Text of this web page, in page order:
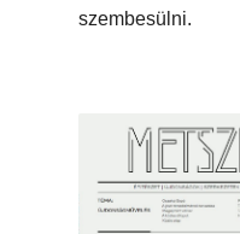
szembesülni.